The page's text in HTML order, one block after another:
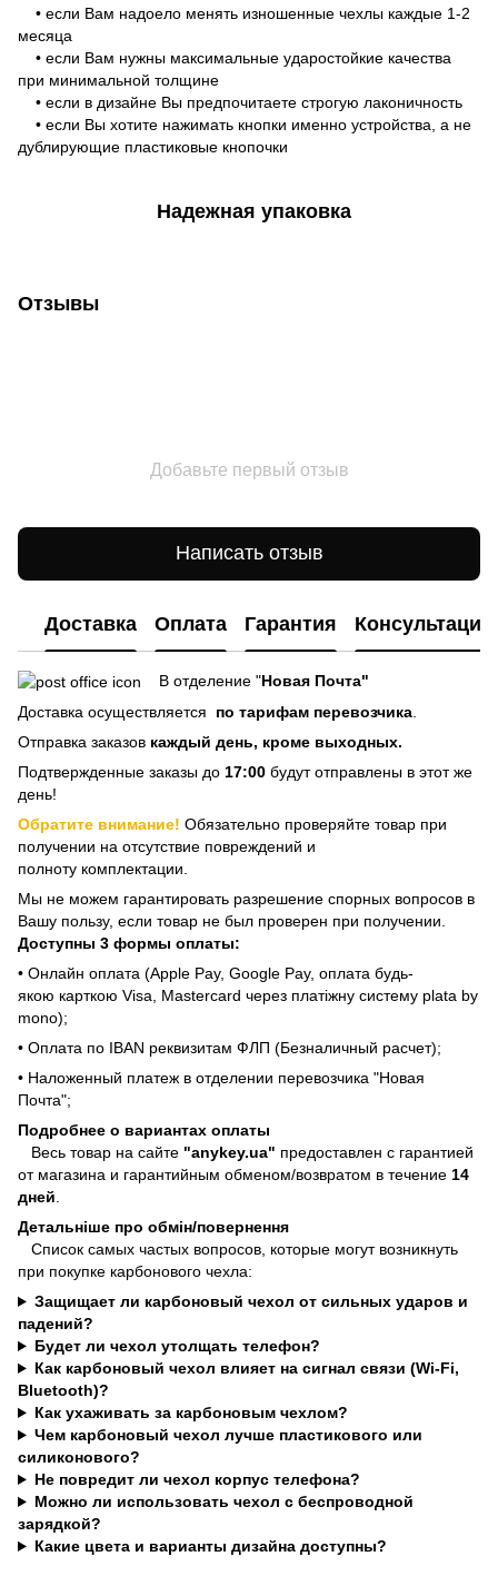
• если Вам надоело менять изношенные чехлы каждые 1-2
месяца
• если Вам нужны максимальные ударостойкие качества
при минимальной толщине
• если в дизайне Вы предпочитаете строгую лаконичность
• если Вы хотите нажимать кнопки именно устройства, а не
дублирующие пластиковые кнопочки
Надежная упаковка
Отзывы
Добавьте первый отзыв
Написать отзыв
Доставка Оплата Гарантия Консультация
В отделение "Новая Почта"
Доставка осуществляется
по тарифам перевозчика
Отправка заказов каждый день, кроме выходных.
Подтвержденные заказы до 17:00 будут отправлены в этот же
день!
Обратите внимание! Обязательно проверяйте товар при
получении на отсутствие повреждений и
полноту комплектации.
Мы не можем гарантировать разрешение спорных вопросов в
Вашу пользу, если товар не был проверен при получении.
Доступны 3 формы оплаты:
• Онлайн оплата (Apple Pay, Google Pay, оплата будь-
якою карткою Visa, Mastercard через платіжну систему plata by
mono);
• Оплата по IBAN реквизитам ФЛП (Безналичный расчет);
• Наложенный платеж в отделении перевозчика "Новая
Почта";
Подробнее о вариантах оплаты
Весь товар на сайте "anykey.ua" предоставлен с гарантией
от магазина и гарантийным обменом/возвратом в течение 14
дней
Детальніше про обмін/повернення
Список самых частых вопросов, которые могут возникнуть
при покупке карбонового чехла:
Защищает ли карбоновый чехол от сильных ударов и
падений?
Будет ли чехол утолщать телефон?
Как карбоновый чехол влияет на сигнал связи (Wi-Fi,
Bluetooth)?
Как ухаживать за карбоновым чехлом?
Чем карбоновый чехол лучше пластикового или
силиконового?
Не повредит ли чехол корпус телефона?
Можно ли использовать чехол с беспроводной
зарядкой?
Какие цвета и варианты дизайна доступны?